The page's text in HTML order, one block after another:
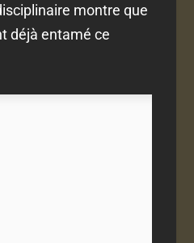
montre que
déjà entamé ce